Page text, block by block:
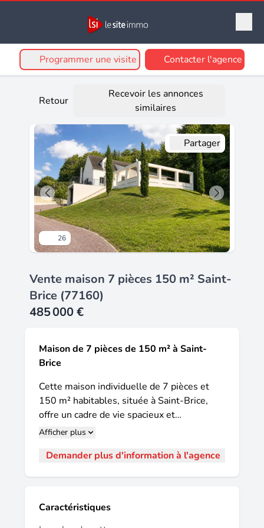
Programmer une visite Contacter l'agence
Retour
Recevoir les annonces
similaires
26
Partager
Vente maison 7 pièces 150 m² Saint-
Brice (77160)
485 000 €
Maison de 7 pièces de 150 m² à Saint-
Brice
Cette maison individuelle de 7 pièces et
150 m² habitables, située à Saint-Brice,
offre un cadre de vie spacieux et
confortable, parfaitement adapté à une
volume et une belle hauteur sous plafond.
vie, permettant d'aménager chaque pièce
selon ses besoins et ses envies. Les trois
Afficher plus
Demander plus d'information à l'agence
Caractéristiques